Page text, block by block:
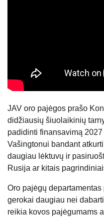
JAV oro pajėgos prašo
didžiausių šiuolaikinių
padidinti finansavimą
Vašingtonui bandant
daugiau lėktuvų ir
Rusija ar kitais
Oro pajėgų
gerokai daugiau nei
reikia kovos pajėgumams